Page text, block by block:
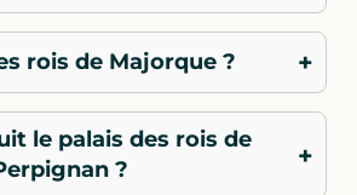
rois de Majorque ? +
le palais des rois de
?
+